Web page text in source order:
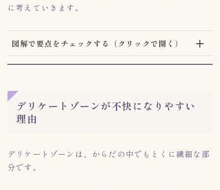
に考えていきます。
図解で要点をチェックする（クリックで開く）
デリケートゾーンが不快になりやすい
理由
デリケートゾーンは、からだの中でもとくに繊細な部
分です。